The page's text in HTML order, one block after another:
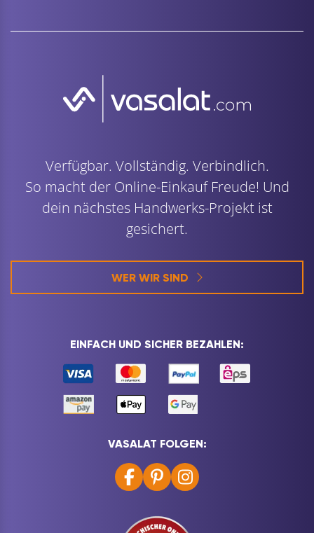
Verfügbar. Vollständig. Verbindlich.
So macht der Online-Einkauf Freude! Und
dein nächstes Handwerks-Projekt ist
gesichert.
WER WIR SIND
EINFACH UND SICHER BEZAHLEN:
VASALAT FOLGEN: